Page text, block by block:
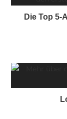
Die Top 5-